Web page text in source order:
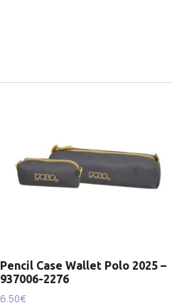
Pencil Case Wallet Polo 2025 –
937006-2276
6.50€